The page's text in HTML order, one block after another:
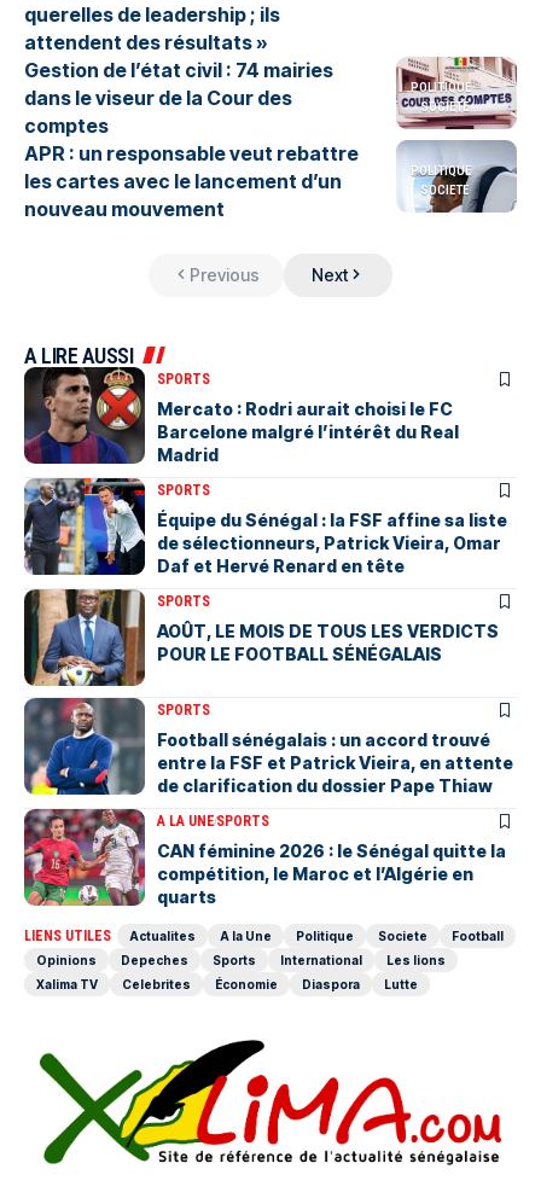
querelles de leadership ; ils
attendent des résultats »
POLITIQUE
SOCIETE
Gestion de l’état civil : 74 mairies
dans le viseur de la Cour des
comptes
POLITIQUE
SOCIETE
APR : un responsable veut rebattre
les cartes avec le lancement d’un
nouveau mouvement
Previous Next
A LIRE AUSSI
SPORTS
Mercato : Rodri aurait choisi le FC
Barcelone malgré l’intérêt du Real
Madrid
SPORTS
Équipe du Sénégal : la FSF affine sa liste
de sélectionneurs, Patrick Vieira, Omar
Daf et Hervé Renard en tête
SPORTS
AOÛT, LE MOIS DE TOUS LES VERDICTS
POUR LE FOOTBALL SÉNÉGALAIS
SPORTS
Football sénégalais : un accord trouvé
entre la FSF et Patrick Vieira, en attente
de clarification du dossier Pape Thiaw
A LA UNESPORTS
‎CAN féminine 2026 : le Sénégal quitte la
compétition, le Maroc et l’Algérie en
quarts
LIENS UTILES Actualites A la Une Politique Societe
Football
Opinions
Depeches Sports International
Les lions
Xalima TV
Celebrites Économie Diaspora Lutte